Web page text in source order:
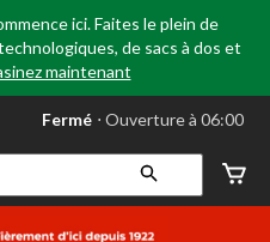
ici. Faites le plein de
de sacs à dos et
maintenant
votre
préféré
Leduc,
AB,
courament
Fermé ⋅ Ouverture à 06:00